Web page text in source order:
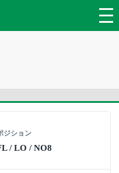
ジション
/ LO / NO8